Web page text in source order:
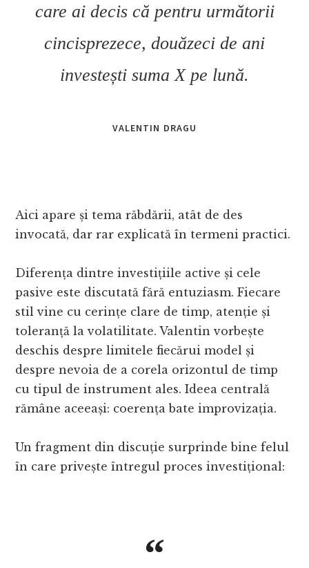
care ai decis că pentru următorii
cincisprezece, douăzeci de ani
investești suma X pe lună.
VALENTIN DRAGU
Aici apare și tema răbdării, atât de des
invocată, dar rar explicată în termeni practici.
Diferența dintre investițiile active și cele
pasive este discutată fără entuziasm. Fiecare
stil vine cu cerințe clare de timp, atenție și
toleranță la volatilitate. Valentin vorbește
deschis despre limitele fiecărui model și
despre nevoia de a corela orizontul de timp
cu tipul de instrument ales. Ideea centrală
rămâne aceeași: coerența bate improvizația.
Un fragment din discuție surprinde bine felul
în care privește întregul proces investițional: